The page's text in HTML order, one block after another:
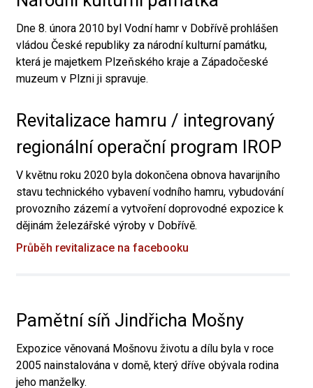
Dne 8. února 2010 byl Vodní hamr v Dobřívě prohlášen
vládou České republiky za národní kulturní památku,
která je majetkem Plzeňského kraje a Západočeské
muzeum v Plzni ji spravuje.
Revitalizace hamru / integrovaný
regionální operační program IROP
V květnu roku 2020 byla dokončena obnova havarijního
stavu technického vybavení vodního hamru, vybudování
provozního zázemí a vytvoření doprovodné expozice k
dějinám železářské výroby v Dobřívě.
Průběh revitalizace na facebooku
Pamětní síň Jindřicha Mošny
Expozice věnovaná Mošnovu životu a dílu byla v roce
2005 nainstalována v domě, který dříve obývala rodina
jeho manželky.